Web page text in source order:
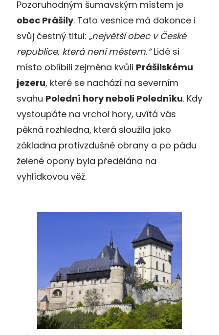
Pozoruhodným šumavským místem je
obec Prášily. Tato vesnice má dokonce i
svůj čestný titul: „největší obec v České
republice, která není městem.“Lidé si
místo oblíbili zejména kvůli Prášilskému
jezeru, které se nachází na severním
svahu Polední hory neboli Poledníku. Kdy
vystoupáte na vrchol hory, uvítá vás
pěkná rozhledna, která sloužila jako
základna protivzdušné obrany a po pádu
želené opony byla předělána na
vyhlídkovou věž.